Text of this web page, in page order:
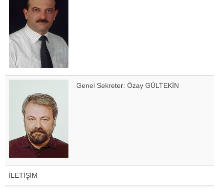
Genel Sekreter: Özay GÜLTEKİN
İLETİŞİM